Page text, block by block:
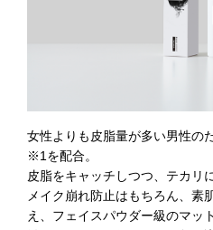
女性よりも皮脂量が多い男性の
※1を配合。
皮脂をキャッチしつつ、テカリ
メイク崩れ防止はもちろん、素
え、フェイスパウダー級のマッ